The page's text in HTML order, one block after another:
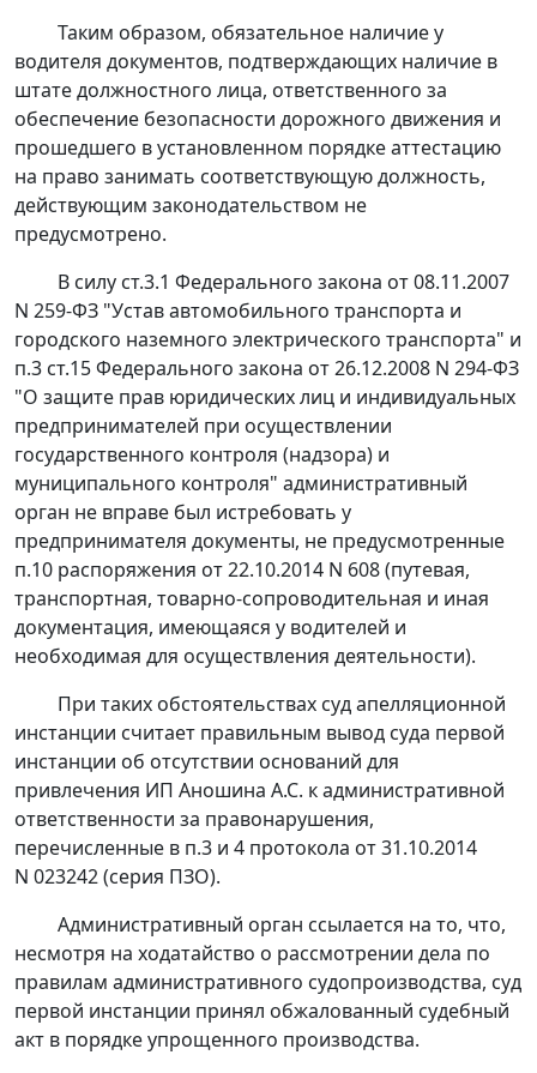
Таким образом, обязательное наличие у
водителя документов, подтверждающих наличие в
штате должностного лица, ответственного за
обеспечение безопасности дорожного движения и
прошедшего в установленном порядке аттестацию
на право занимать соответствующую должность,
действующим законодательством не
предусмотрено.
В силу ст.3.1 Федерального закона от 08.11.2007
N 259-ФЗ "Устав автомобильного транспорта и
городского наземного электрического транспорта" и
п.3 ст.15Федерального закона от 26.12.2008 N 294-ФЗ
"О защите прав юридических лиц и индивидуальных
предпринимателей при осуществлении
государственного контроля (надзора) и
муниципального контроля" административный
орган не вправе был истребовать у
предпринимателя документы, не предусмотренные
п.10 распоряжения от 22.10.2014 N 608 (путевая,
транспортная, товарно-сопроводительная и иная
документация, имеющаяся у водителей и
необходимая для осуществления деятельности).
При таких обстоятельствах суд апелляционной
инстанции считает правильным вывод суда первой
инстанции об отсутствии оснований для
привлечения ИП Аношина А.С. к административной
ответственности за правонарушения,
перечисленные в п.3 и 4 протокола от 31.10.2014
N 023242 (серия ПЗО).
Административный орган ссылается на то, что,
несмотря на ходатайство о рассмотрении дела по
правилам административного судопроизводства, суд
первой инстанции принял обжалованный судебный
акт в порядке упрощенного производства.